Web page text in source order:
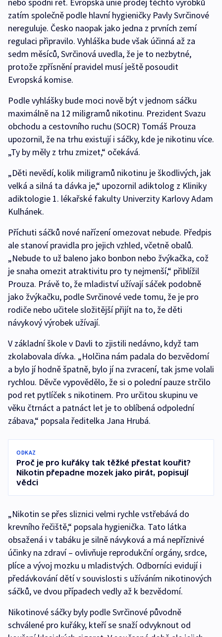
zatím společně podle hlavní hygieničky Pavly Svrčinové
nereguluje. Česko naopak jako jedna z prvních zemí
regulaci připravilo. Vyhláška bude však účinná až za
sedm měsíců, Svrčinová uvedla, že je to nezbytné,
protože zpřísnění pravidel musí ještě posoudit
Evropská komise.
Podle vyhlášky bude moci nově být v jednom sáčku
maximálně na 12 miligramů nikotinu. Prezident Svazu
obchodu a cestovního ruchu (SOCR) Tomáš Prouza
upozornil, že na trhu existují i sáčky, kde je nikotinu více.
„Ty by měly z trhu zmizet,“ očekává.
„Děti nevědí, kolik miligramů nikotinu je škodlivých, jak
velká a silná ta dávka je,“ upozornil adiktolog z Kliniky
adiktologie 1. lékařské fakulty Univerzity Karlovy Adam
Kulhánek.
Příchuti sáčků nové nařízení omezovat nebude. Předpis
ale stanoví pravidla pro jejich vzhled, včetně obalů.
„Nebude to už baleno jako bonbon nebo žvýkačka, což
je snaha omezit atraktivitu pro ty nejmenší,“ přiblížil
Prouza. Právě to, že mladiství užívají sáček podobně
jako žvýkačku, podle Svrčinové vede tomu, že je pro
rodiče nebo učitele složitější přijít na to, že děti
návykový výrobek užívají.
V základní škole v Davli to zjistili nedávno, když tam
zkolabovala dívka. „Holčina nám padala do bezvědomí
a bylo jí hodně špatně, bylo jí na zvracení, tak jsme volali
rychlou. Děvče vypovědělo, že si o polední pauze strčilo
pod ret pytlíček s nikotinem. Pro určitou skupinu ve
věku čtrnáct a patnáct let je to oblíbená odpolední
zábava,“ popsala ředitelka Jana Hrubá.
ODKAZ
Proč je pro kuřáky tak těžké přestat kouřit?
Nikotin přepadne mozek jako pirát, popisují
vědci
„Nikotin se přes sliznici velmi rychle vstřebává do
krevního řečiště,“ popsala hygienička. Tato látka
obsažená i v tabáku je silně návyková a má nepříznivé
účinky na zdraví – ovlivňuje reprodukční orgány, srdce,
plíce a vývoj mozku u mladistvých. Odborníci evidují i
předávkování dětí v souvislosti s užíváním nikotinových
sáčků, ve dvou případech vedly až k bezvědomí.
Nikotinové sáčky byly podle Svrčinové původně
schválené pro kuřáky, kteří se snaží odvyknout od